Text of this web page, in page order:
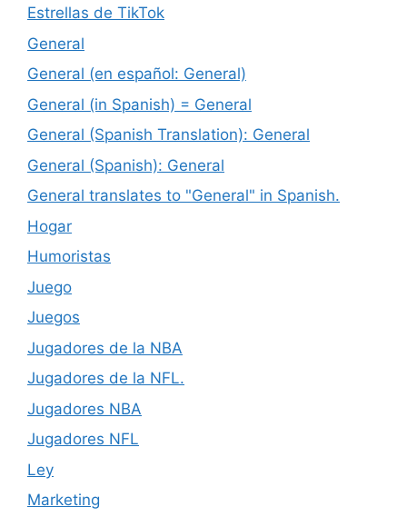
Estrellas de TikTok
General
General (en español: General)
General (in Spanish) = General
General (Spanish Translation): General
General (Spanish): General
General translates to "General" in Spanish.
Hogar
Humoristas
Juego
Juegos
Jugadores de la NBA
Jugadores de la NFL.
Jugadores NBA
Jugadores NFL
Ley
Marketing